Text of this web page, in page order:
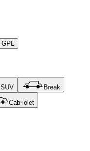
GPL
SUV Break
Cabriolet